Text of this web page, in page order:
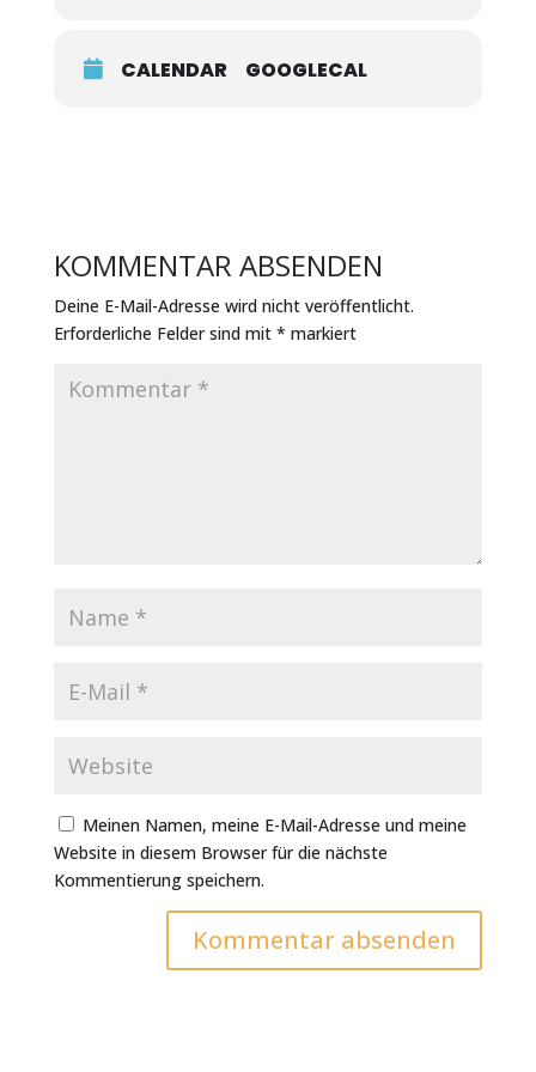
Donka Angatscheva, piano
Birgit Kolar, violín
CALENDAR GOOGLECAL
KOMMENTAR ABSENDEN
Deine E-Mail-Adresse wird nicht veröffentlicht.
Erforderliche Felder sind mit * markiert
Meinen Namen, meine E-Mail-Adresse und meine
Website in diesem Browser für die nächste
Kommentierung speichern.